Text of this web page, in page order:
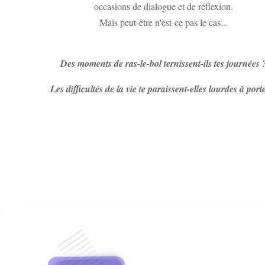
occasions de dialogue et de réflexion.
Mais peut-être n'est-ce pas le cas...
Des moments de ras-le-bol ternissent-ils tes journées
Les difficultés de la vie te paraissent-elles lourdes à